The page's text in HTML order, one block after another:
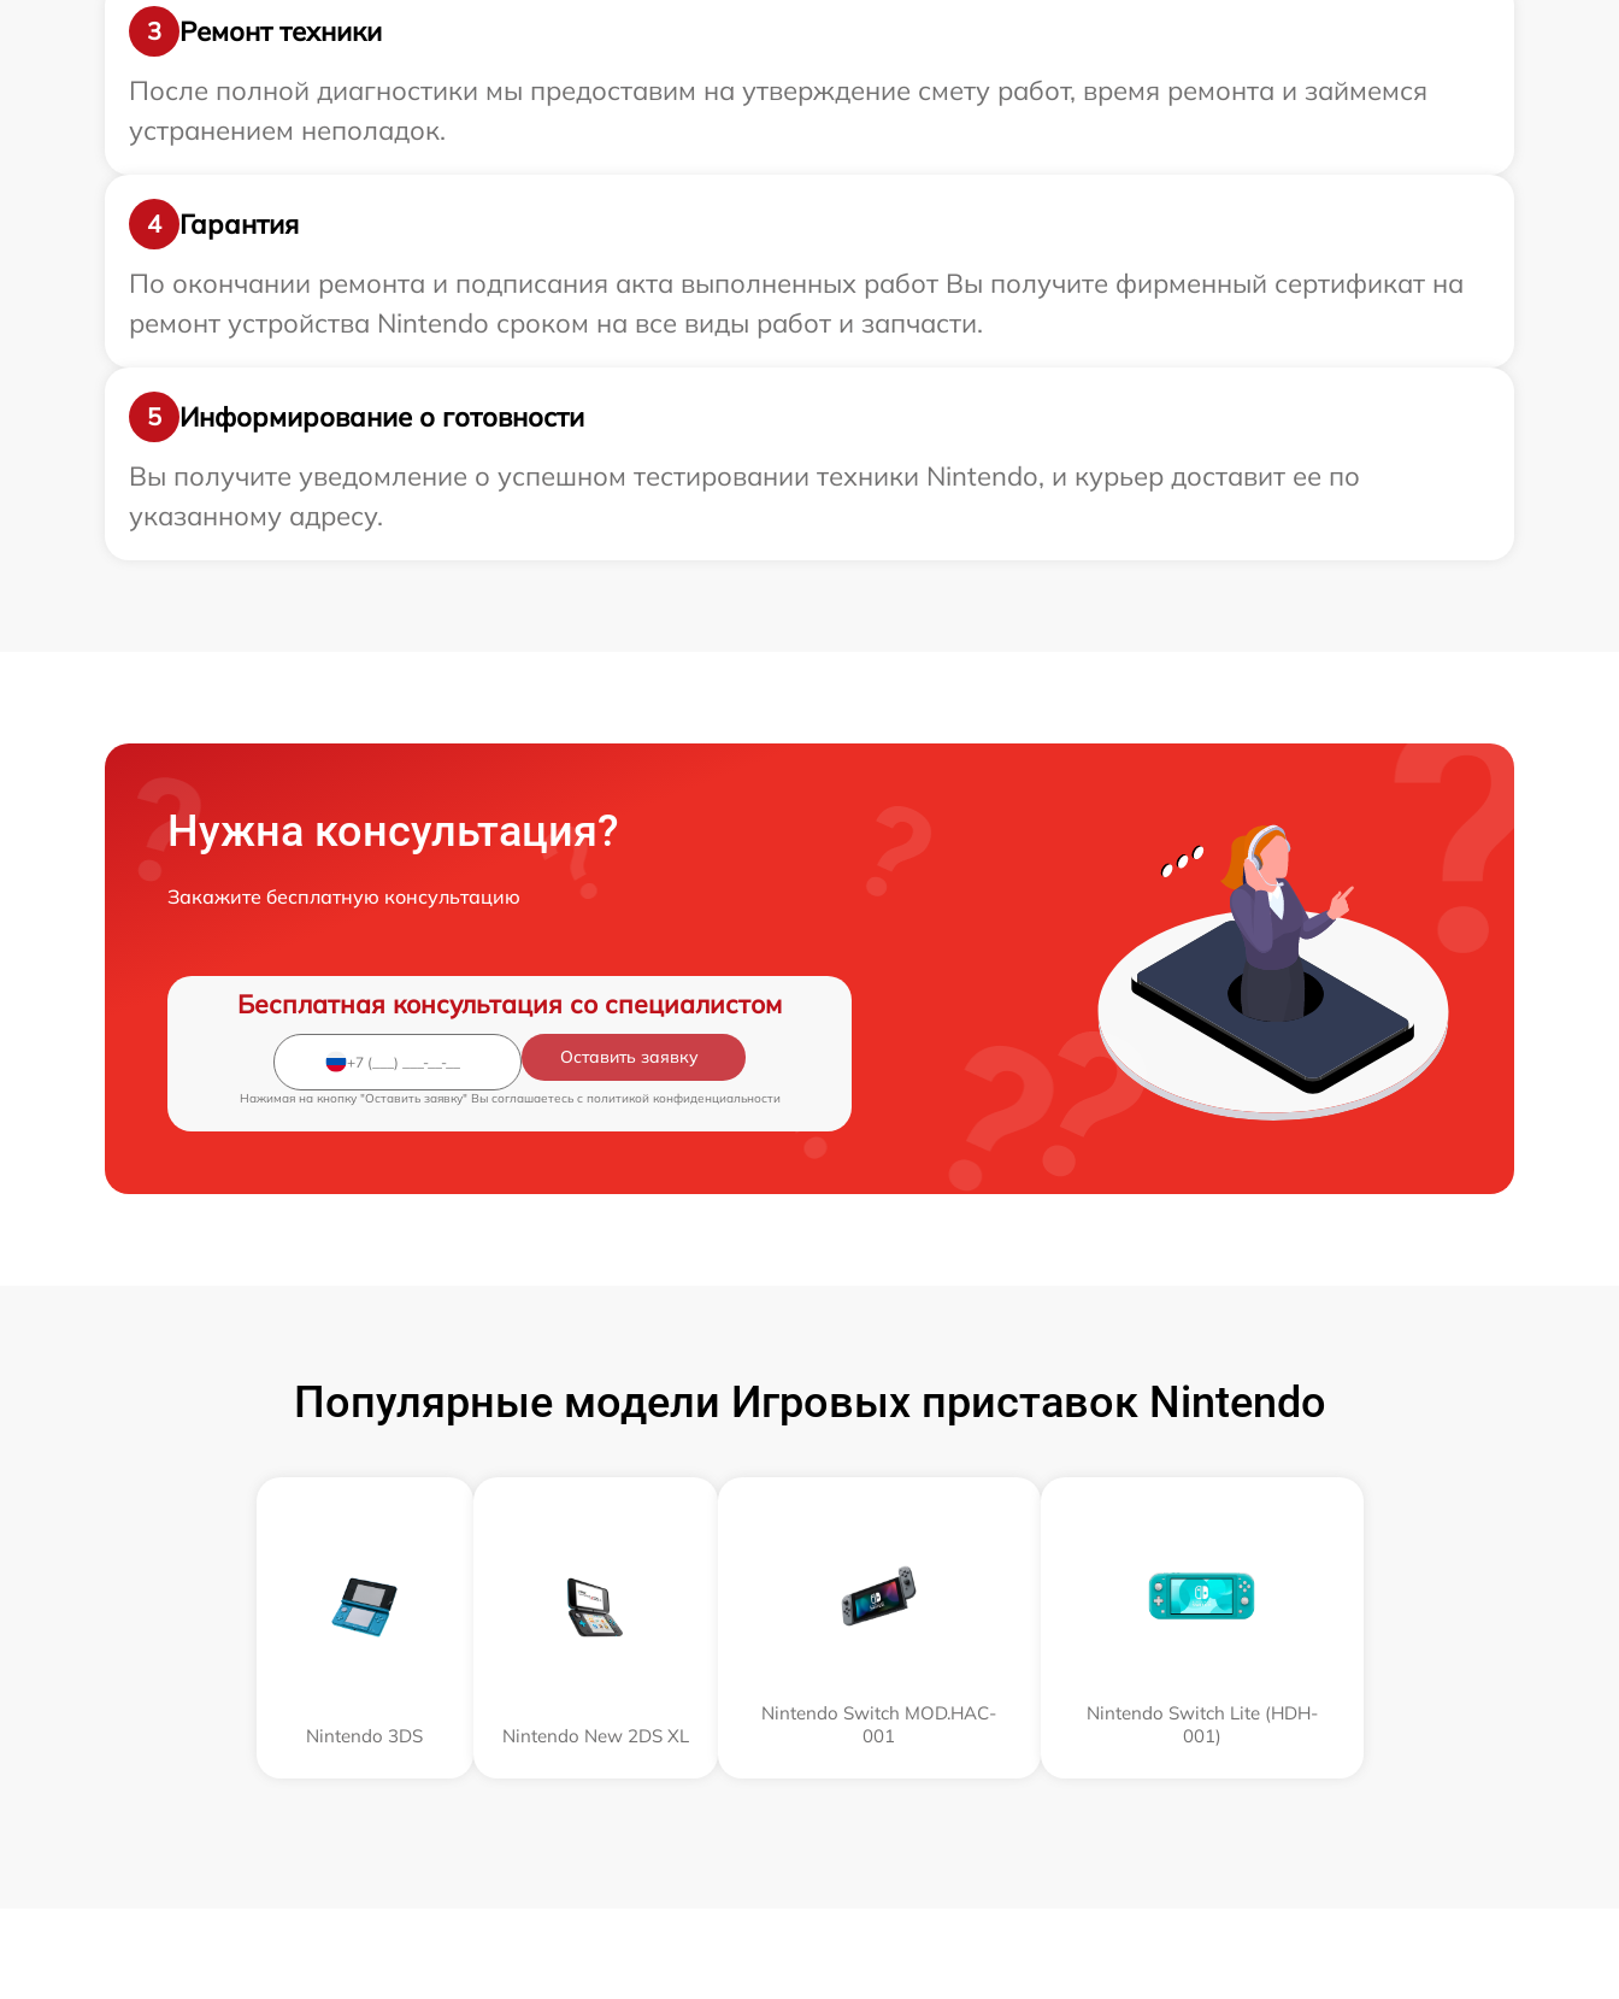
3
Ремонт техники
После полной диагностики мы предоставим на утверждение смету работ, время ремонта и займемся
устранением неполадок.
4
Гарантия
По окончании ремонта и подписания акта выполненных работ Вы получите фирменный сертификат на
ремонт устройства Nintendo сроком на все виды работ и запчасти.
5
Информирование о готовности
Вы получите уведомление о успешном тестировании техники Nintendo, и курьер доставит ее по
указанному адресу.
Нужна консультация?
Закажите бесплатную консультацию
Бесплатная консультация со специалистом
Оставить заявку
Нажимая на кнопку "Оставить заявку" Вы соглашаетесь c политикой конфиденциальности
Популярные модели Игровых приставок Nintendo
Nintendo 3DS Nintendo New 2DS XL
Nintendo Switch MOD.HAC-
001
Nintendo Switch Lite (HDH-
001)